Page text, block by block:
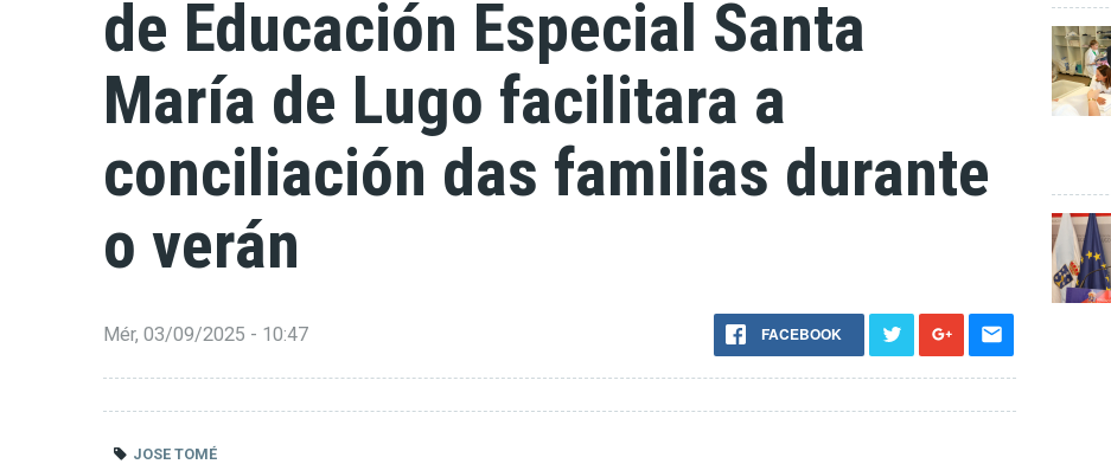
de Educación Especial Santa
María de Lugo facilitara a
conciliación das familias durante
o verán
Mér, 03/09/2025 - 10:47 FACEBOOK
JOSE TOMÉ